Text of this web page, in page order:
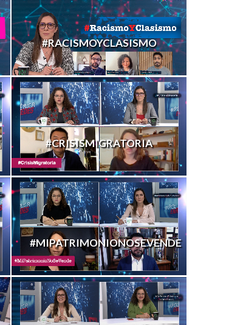
#RACISMOYCLASISMO
#CRISISMIGRATORIA
#MIPATRIMONIONOSEVENDE